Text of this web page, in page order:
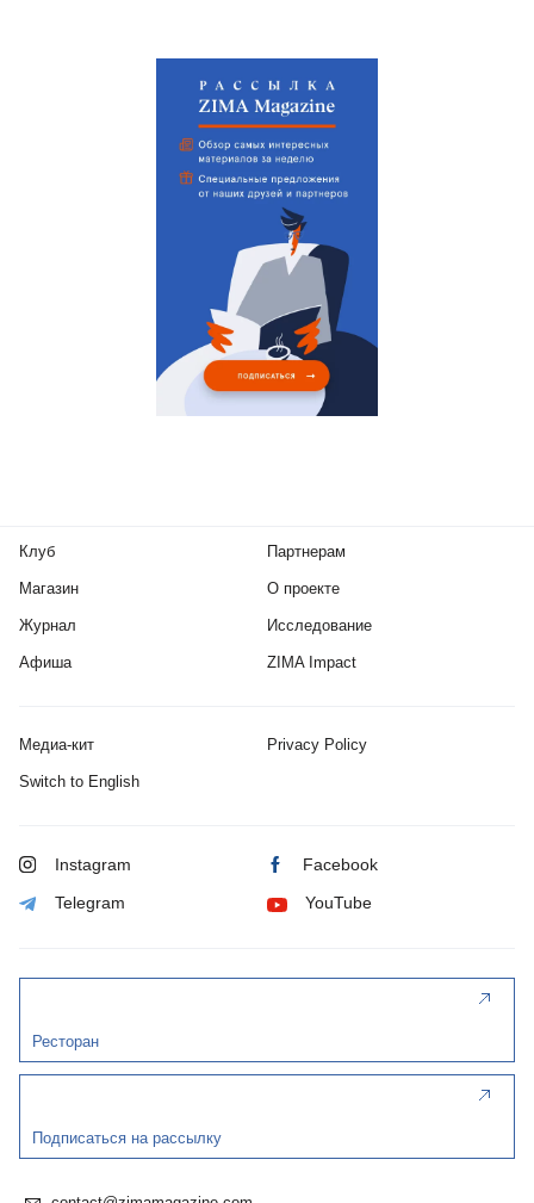
Клуб
Магазин
Журнал
Афиша
Партнерам
О проекте
Исследование
ZIMA Impact
Медиа-кит Privacy Policy
Switch to English
Instagram Facebook
Telegram YouTube
Ресторан
Подписаться на рассылку